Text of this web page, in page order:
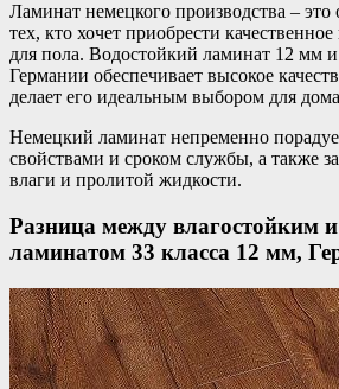
Ламинат немецкого производства –
тех, кто хочет приобрести
для пола. Водостойкий ламинат 12 мм и
Германии обеспечивает высокое
делает его идеальным выбором для
Немецкий ламинат непременно
свойствами и сроком службы, а также
влаги и пролитой жидкости.
Разница между влагостойким
ламинатом 33 класса 12 мм,